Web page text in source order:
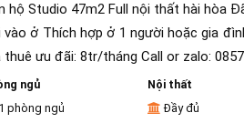
hộ Studio 47m2 Full nội thất hài hòa
vào ở Thích hợp ở 1 người hoặc gia
thuê ưu đãi: 8tr/tháng Call or zalo:
ngủ Nội thất
phòng ngủ
Đầy đủ